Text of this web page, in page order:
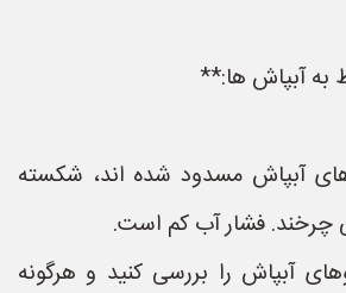
آبپاش مسدود شده اند، شکسته
چرخند. فشار آب کم است.
آبپاش را بررسی کنید و هرگونه